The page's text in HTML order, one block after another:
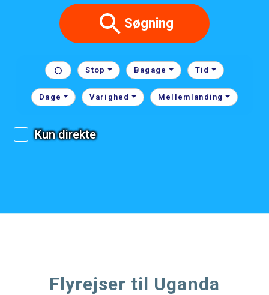
Søgning
Stop Bagage Tid
Dage Varighed Mellemlanding
Kun direkte
Flyrejser til Uganda